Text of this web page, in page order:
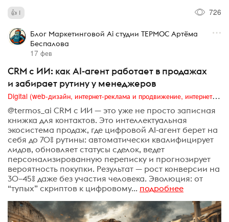
1 726
Блог Маркетинговой Ai студии ТЕРМОС Артёма
Беспалова
17 фев
CRM с ИИ: как AI-агент работает в продажах
и забирает рутину у менеджеров
Digital (web-дизайн, интернет-реклама и продвижение, интернет-сообщества и блоги, интернет-коммуникации, мобильный маркетинг, реклама на цифровых экранах)
@termos_ai CRM с ИИ — это уже не просто записная
книжка для контактов. Это интеллектуальная
экосистема продаж, где цифровой AI-агент берет на
себя до 70% рутины: автоматически квалифицирует
лидов, обновляет статусы сделок, ведет
персонализированную переписку и прогнозирует
вероятность покупки. Результат — рост конверсии на
30–45% даже без участия человека. Эволюция: от
“тупых” скриптов к цифровому... подробнее